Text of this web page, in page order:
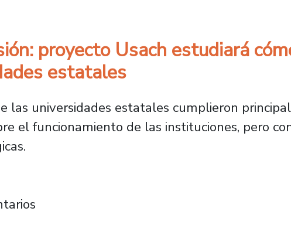
proyecto Usach estudiará
estatales
las universidades estatales cumplieron
el funcionamiento de las instituciones, pero
proyecto Usach estudiará cómo se